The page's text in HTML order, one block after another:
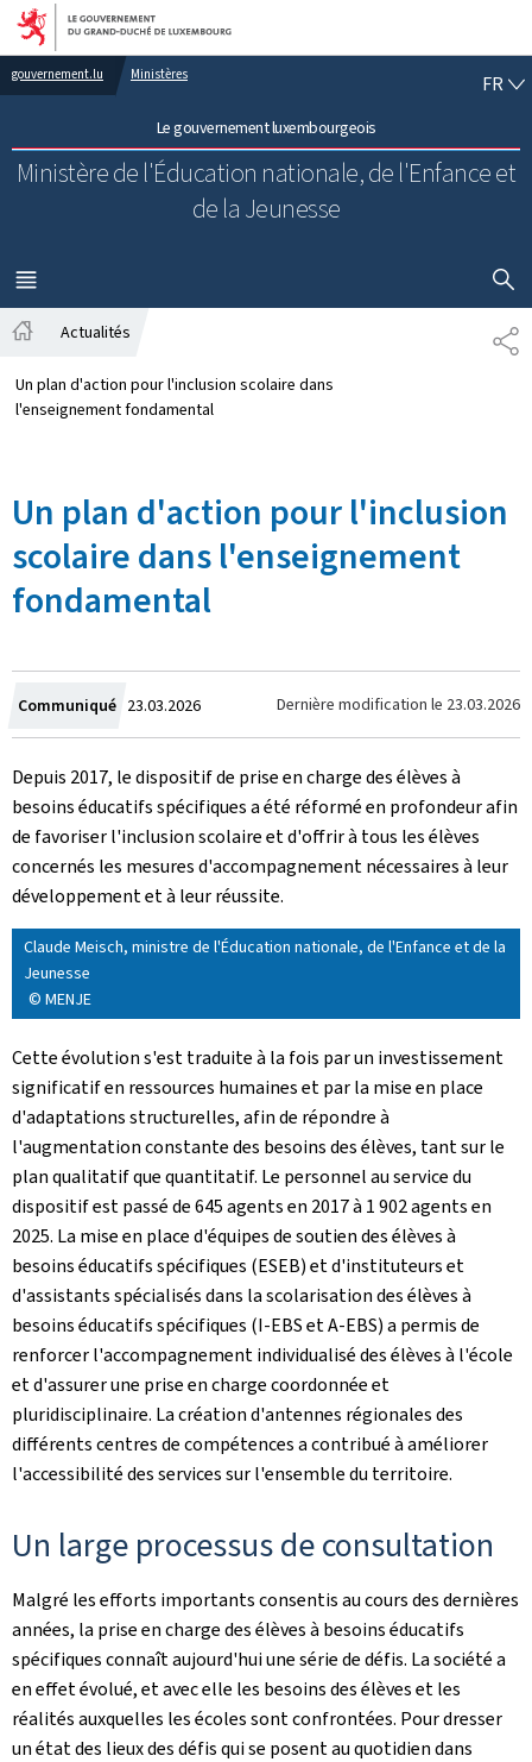
Aller au menu principal
Aller au contenu
gouvernement.lu Ministères
Le gouvernement luxembourgeois
Ministère de l'Éducation nationale, de l'Enfance et
de la Jeunesse
FR
MENU
PRINCIPAL
Actualités
Un plan d'action pour l'inclusion scolaire dans
l'enseignement fondamental
Un plan d'action pour l'inclusion
scolaire dans l'enseignement
fondamental
Communiqué Crée
le
23.03.2026 Dernière modification le 23.03.2026
Depuis 2017, le dispositif de prise en charge des élèves à
besoins éducatifs spécifiques a été réformé en profondeur afin
de favoriser l'inclusion scolaire et d'offrir à tous les élèves
concernés les mesures d'accompagnement nécessaires à leur
développement et à leur réussite.
Claude Meisch, ministre de l'Éducation nationale, de l'Enfance et de la
Jeunesse
© MENJE
Cette évolution s'est traduite à la fois par un investissement
significatif en ressources humaines et par la mise en place
d'adaptations structurelles, afin de répondre à
l'augmentation constante des besoins des élèves, tant sur le
plan qualitatif que quantitatif. Le personnel au service du
dispositif est passé de 645 agents en 2017 à 1 902 agents en
2025. La mise en place d'équipes de soutien des élèves à
besoins éducatifs spécifiques (ESEB) et d'instituteurs et
d'assistants spécialisés dans la scolarisation des élèves à
besoins éducatifs spécifiques (I-EBS et A-EBS) a permis de
renforcer l'accompagnement individualisé des élèves à l'école
et d'assurer une prise en charge coordonnée et
pluridisciplinaire. La création d'antennes régionales des
différents centres de compétences a contribué à améliorer
l'accessibilité des services sur l'ensemble du territoire.
Un large processus de consultation
Malgré les efforts importants consentis au cours des dernières
années, la prise en charge des élèves à besoins éducatifs
spécifiques connaît aujourd'hui une série de défis. La société a
en effet évolué, et avec elle les besoins des élèves et les
réalités auxquelles les écoles sont confrontées. Pour dresser
un état des lieux des défis qui se posent au quotidien dans